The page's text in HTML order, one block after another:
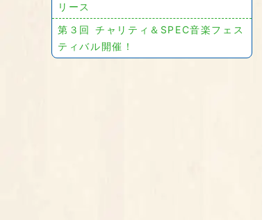
リース
第３回 チャリティ＆SPEC音楽フェス
ティバル開催！